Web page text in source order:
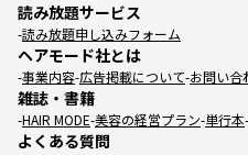
読み放題サービス
読み放題申し込みフォーム
ヘアモード社とは
事業内容 広告掲載について お問い合
雑誌・書籍
HAIR MODE 美容の経営プラン 単行本
よくある質問